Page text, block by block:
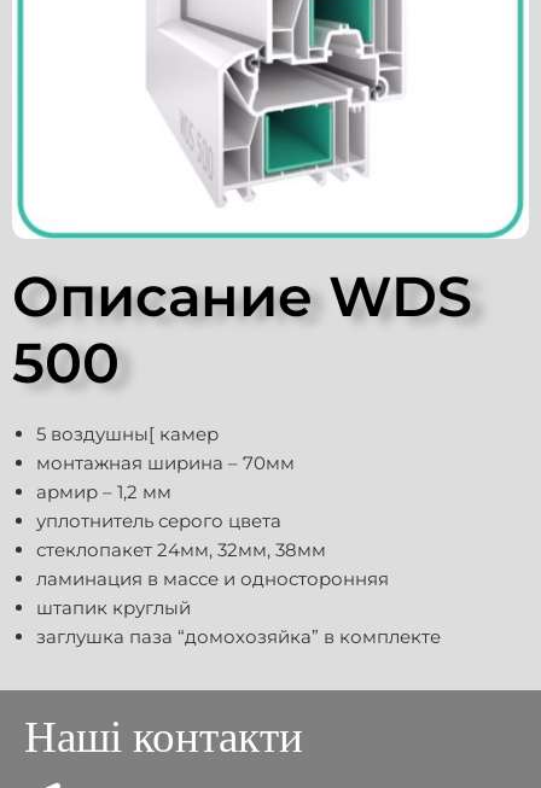
Описание WDS
500
5 воздушны[ камер
монтажная ширина – 70мм
армир – 1,2 мм
уплотнитель серого цвета
стеклопакет 24мм, 32мм, 38мм
ламинация в массе и односторонняя
штапик круглый
заглушка паза “домохозяйка” в комплекте
Наші контакти